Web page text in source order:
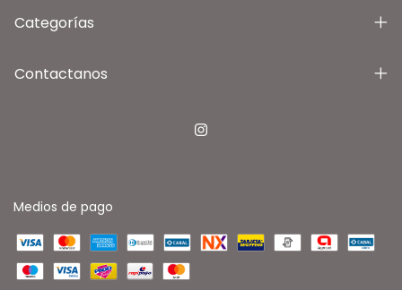
Categorías
Contactanos
Medios de pago